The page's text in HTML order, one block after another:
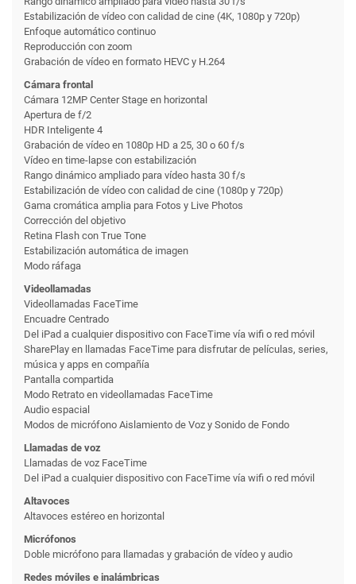
Estabilización de vídeo con calidad de cine (4K, 1080p y 720p)
Enfoque automático continuo
Reproducción con zoom
Grabación de vídeo en formato HEVC y H.264
Cámara frontal
Cámara 12MP Center Stage en horizontal
Apertura de f/2
HDR Inteligente 4
Grabación de vídeo en 1080p HD a 25, 30 o 60 f/s
Vídeo en time-lapse con estabili­zación
Rango dinámico ampliado para vídeo hasta 30 f/s
Estabilización de vídeo con calidad de cine (1080p y 720p)
Gama cromática amplia para Fotos y Live Photos
Corrección del objetivo
Retina Flash con True Tone
Estabilización automática de imagen
Modo ráfaga
Videollamadas
Videollamadas FaceTime
Encuadre Centrado
Del iPad a cualquier dispositivo con FaceTime vía wifi o red móvil
SharePlay en llamadas FaceTime para disfrutar de películas, series,
música y apps en compañía
Pantalla compartida
Modo Retrato en videollamadas FaceTime
Audio espacial
Modos de micrófono Aislamiento de Voz y Sonido de Fondo
Llamadas de voz
Llamadas de voz FaceTime
Del iPad a cualquier dispositivo con FaceTime vía wifi o red móvil
Altavoces
Altavoces estéreo en horizontal
Micrófonos
Doble micrófono para llamadas y grabación de vídeo y audio
Redes móviles e inalámbricas